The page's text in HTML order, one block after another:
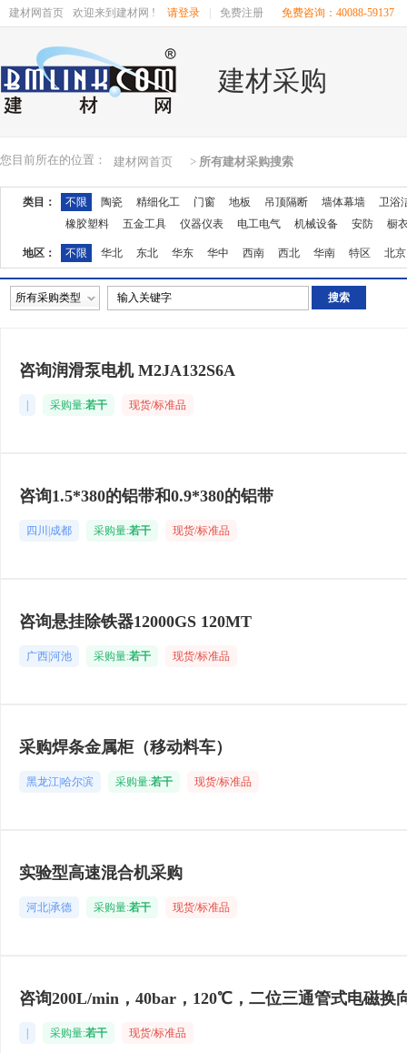
建材网首页 欢迎来到建材网 ! 请登录 免费注册 免费咨询：40088-59137
建材采购
您目前所在的位置： 建材网首页 > 所有建材采购搜索
类目： 不限 陶瓷 精细化工 门窗 地板 吊顶隔断 墙体幕墙
卫浴
橡胶塑料
五金工具 仪器仪表 电工电气 机械设备 安防 橱
地区： 不限 华北 东北 华东 华中 西南 西北 华南 特区
北京
湖南
广东 广西 江西 四川 海南 贵州 云南 西藏
陕西
所有采购类型
咨询润滑泵电机 M2JA132S6A
采购量:若干 现货/标准品
咨询1.5*380的铝带和0.9*380的铝带
四川|成都 采购量:若干 现货/标准品
咨询悬挂除铁器12000GS 120MT
广西|河池 采购量:若干 现货/标准品
采购焊条金属柜（移动料车）
黑龙江|哈尔滨 采购量:若干 现货/标准品
实验型高速混合机采购
河北|承德 采购量:若干 现货/标准品
咨询200L/min，40bar，120℃，二位三通管式电磁换
采购量:若干 现货/标准品